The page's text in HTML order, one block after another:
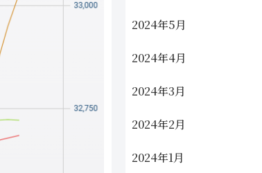
2024年5月
2024年4月
2024年3月
2024年2月
2024年1月